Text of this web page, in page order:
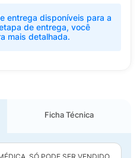
entrega disponíveis para a
de entrega, você
mais detalhada.
Ficha Técnica